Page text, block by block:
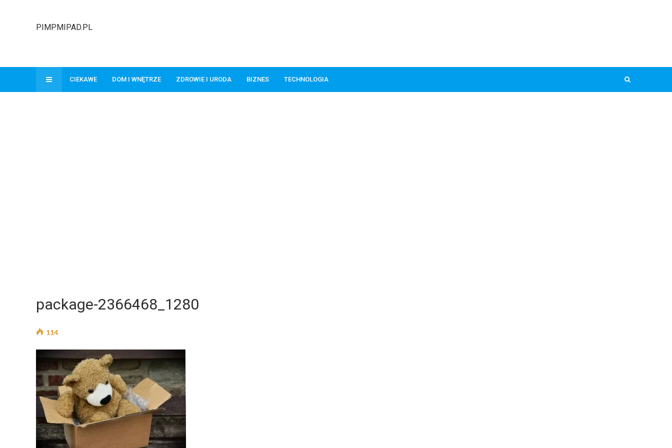
PIMPMIPAD.PL
CIEKAWE DOM I WNĘTRZE ZDROWIE I URODA BIZNES TECHNOLOGIA
package-2366468_1280
114